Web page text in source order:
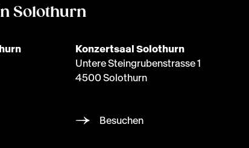
Solothurn
Konzertsaal Solothurn
Untere Steingrubenstrasse 1
4500 Solothurn
Besuchen